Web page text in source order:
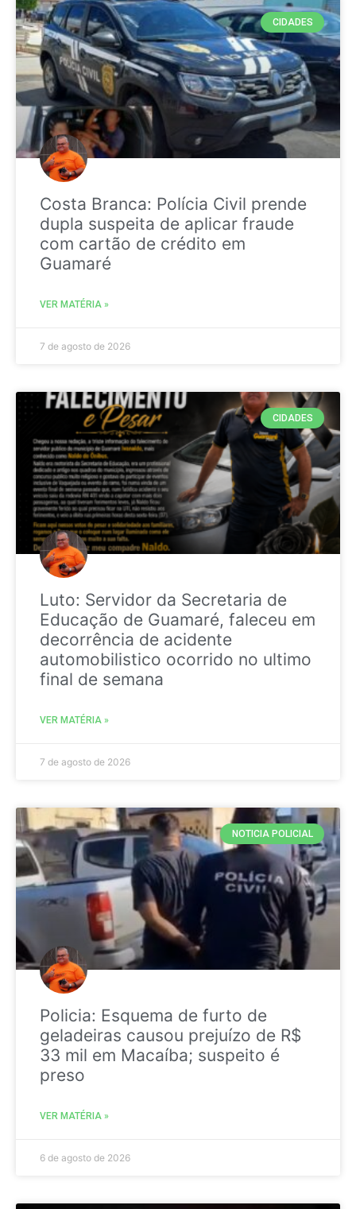
CIDADES
Costa Branca: Polícia Civil prende
dupla suspeita de aplicar fraude
com cartão de crédito em
Guamaré
VER MATÉRIA »
7 de agosto de 2026
CIDADES
Luto: Servidor da Secretaria de
Educação de Guamaré, faleceu em
decorrência de acidente
automobilistico ocorrido no ultimo
final de semana
VER MATÉRIA »
7 de agosto de 2026
NOTICIA POLICIAL
Policia: Esquema de furto de
geladeiras causou prejuízo de R$
33 mil em Macaíba; suspeito é
preso
VER MATÉRIA »
6 de agosto de 2026